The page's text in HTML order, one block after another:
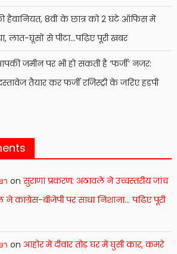
हैवानियत, 8वीं के छात्र को 2 घंटे ऑफिस में
लात-घूंसों से पीटा…पढ़िए पूरी खबर
जमीन पर भी हो सकती है ‘फर्जी’ नजर:
तैयार कर फर्जी रजिस्ट्री के जरिए हड़पी
า onसुराणा प्रकरण: अठावले ने उच्चस्तरीय जांच
ने कांग्रेस-बीजेपी पर साधा निशाना… पढिए पूरी
า on आहोर में दीवार तोड़ घर में घुसी कार, कमरे